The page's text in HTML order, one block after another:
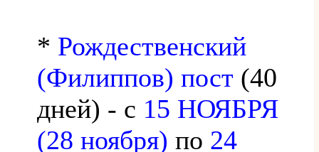
* Рождественский
(Филиппов) пост (40
дней) - с 15 НОЯБРЯ
(28 ноября) по 24